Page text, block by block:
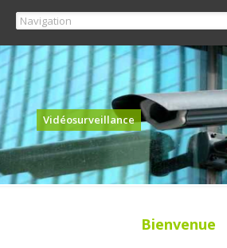
Vidéosurveillance
Bienvenue